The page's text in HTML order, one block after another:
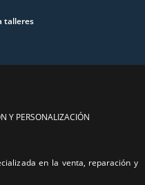
talleres
Y PERSONALIZACIÓN
en la venta, reparación y